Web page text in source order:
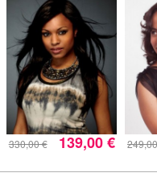
330,00 € 139,00 €